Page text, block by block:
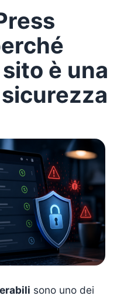
è una
sono uno dei